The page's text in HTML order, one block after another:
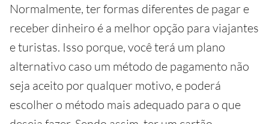
Normalmente, ter formas diferentes de pagar e
receber dinheiro é a melhor opção para viajantes
e turistas. Isso porque, você terá um plano
alternativo caso um método de pagamento não
seja aceito por qualquer motivo, e poderá
escolher o método mais adequado para o que